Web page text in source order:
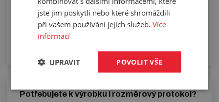
V GUMEXU se specializujeme na těsnění už desítky let.
V našem sortimentu najdete jak gumové těsnicí
materiály, ze kterých vám vyřežeme požadovaný tvar,
Potřebujete k výrobku i rozměrový protokol?
jste jim poskytli nebo které shromáždili
při vašem používání jejich služeb.Více
informací
POVOLIT VŠE
UPRAVIT